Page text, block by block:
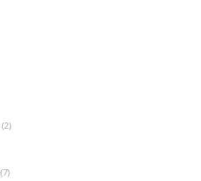
(2)
(7)